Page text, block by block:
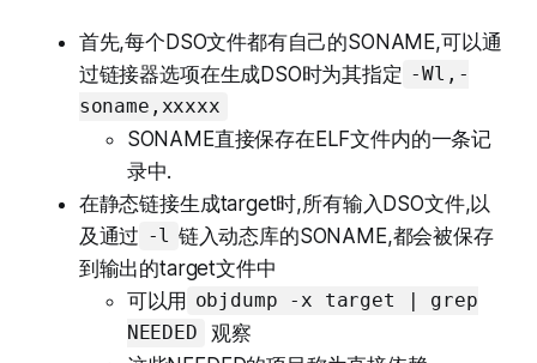
首先,每个DSO文件都有自己的SONAME,可以通
过链接器选项在生成DSO时为其指定 -Wl,-
soname,xxxxx
SONAME直接保存在ELF文件内的一条记
录中.
在静态链接生成target时,所有输入DSO文件,以
及通过 -l 链入动态库的SONAME,都会被保存
到输出的target文件中
可以用 objdump -x target | grep
NEEDED
观察